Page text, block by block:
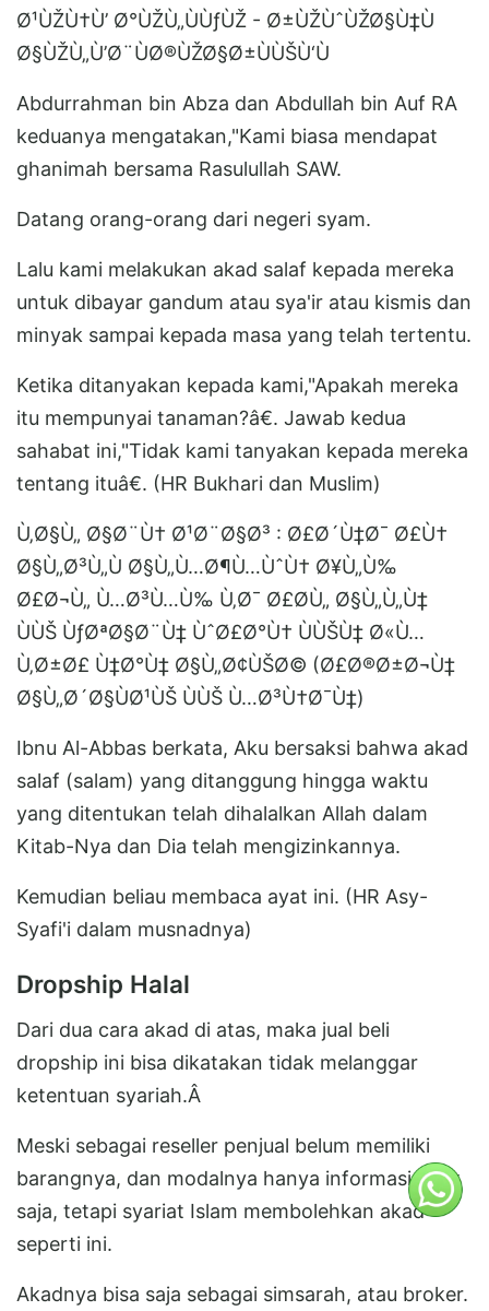
Ø¹ÙŽÙ†Ù’ Ø°ÙŽÙ„ÙÙƒÙŽ - Ø±ÙŽÙˆÙŽØ§Ù‡Ù
Ø§ÙŽÙ„Ù’Ø¨ÙØ®ÙŽØ§Ø±ÙÙŠÙ‘Ù
Abdurrahman bin Abza dan Abdullah bin Auf RA
keduanya mengatakan,"Kami biasa mendapat
ghanimah bersama Rasulullah SAW.
Datang orang-orang dari negeri syam.
Lalu kami melakukan akad salaf kepada mereka
untuk dibayar gandum atau sya'ir atau kismis dan
minyak sampai kepada masa yang telah tertentu.
Ketika ditanyakan kepada kami,"Apakah mereka
itu mempunyai tanaman?â€. Jawab kedua
sahabat ini,"Tidak kami tanyakan kepada mereka
tentang ituâ€. (HR Bukhari dan Muslim)
Ù‚Ø§Ù„ Ø§Ø¨Ù† Ø¹Ø¨Ø§Ø³ : Ø£Ø´Ù‡Ø¯ Ø£Ù†
Ø§Ù„Ø³Ù„Ù Ø§Ù„Ù…Ø¶Ù…ÙˆÙ† Ø¥Ù„Ù‰
Ø£Ø¬Ù„ Ù…Ø³Ù…Ù‰ Ù‚Ø¯ Ø£Ø­Ù„ Ø§Ù„Ù„Ù‡
ÙÙŠ ÙƒØªØ§Ø¨Ù‡ ÙˆØ£Ø°Ù† ÙÙŠÙ‡ Ø«Ù…
Ù‚Ø±Ø£ Ù‡Ø°Ù‡ Ø§Ù„Ø¢ÙŠØ© (Ø£Ø®Ø±Ø¬Ù‡
Ø§Ù„Ø´Ø§ÙØ¹ÙŠ ÙÙŠ Ù…Ø³Ù†Ø¯Ù‡)
Ibnu Al-Abbas berkata, Aku bersaksi bahwa akad
salaf (salam) yang ditanggung hingga waktu
yang ditentukan telah dihalalkan Allah dalam
Kitab-Nya dan Dia telah mengizinkannya.
Kemudian beliau membaca ayat ini. (HR Asy-
Syafi'i dalam musnadnya)
Dropship Halal
Dari dua cara akad di atas, maka jual beli
dropship ini bisa dikatakan tidak melanggar
ketentuan syariah.Â
Meski sebagai reseller penjual belum memiliki
barangnya, dan modalnya hanya informasi spek
saja, tetapi syariat Islam membolehkan akad
seperti ini.
Akadnya bisa saja sebagai simsarah, atau broker.